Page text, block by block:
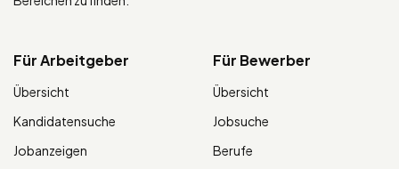
Für Arbeitgeber
Übersicht
Kandidatensuche
Jobanzeigen
Für Bewerber
Übersicht
Jobsuche
Berufe